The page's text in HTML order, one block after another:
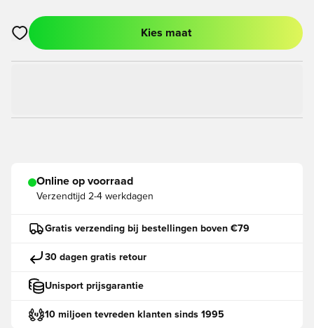
Opent een venster om in te loggen of je aan te melden als lid
Kies maat
Online op voorraad
Verzendtijd 2-4 werkdagen
Gratis verzending bij bestellingen boven €79
30 dagen gratis retour
Unisport prijsgarantie
10 miljoen tevreden klanten sinds 1995